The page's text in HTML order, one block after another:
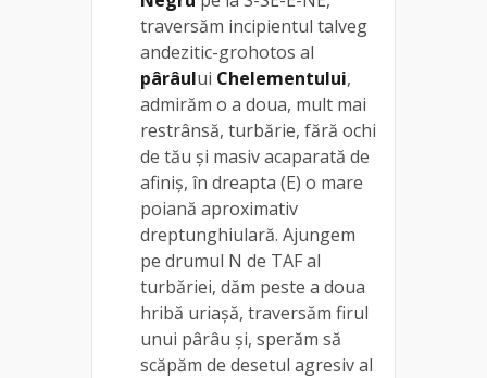
traversăm incipientul talveg
andezitic-grohotos al
pârâului Chelementului,
admirăm o a doua, mult mai
restrânsă, turbărie, fără ochi
de tău și masiv acaparată de
afiniș, în dreapta (E) o mare
poiană aproximativ
dreptunghiulară. Ajungem
pe drumul N de TAF al
turbăriei, dăm peste a doua
hribă uriașă, traversăm firul
unui pârâu și, sperăm să
scăpăm de desetul agresiv al